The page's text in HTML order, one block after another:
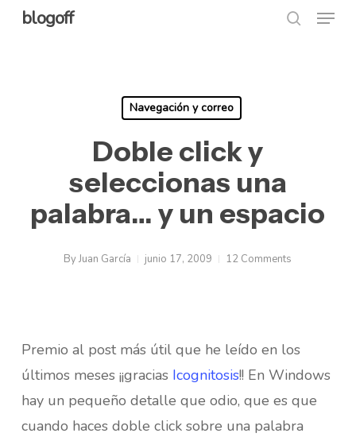
Skipblogoff Menu
Navegación y correo
Doble click y
seleccionas una
palabra… y un espacio
ByJuan García junio 17, 2009 12 Comments
Premio al post más útil que he leído en los
últimos meses ¡¡gracias Icognitosis!! En Windows
hay un pequeño detalle que odio, que es que
cuando haces doble click sobre una palabra